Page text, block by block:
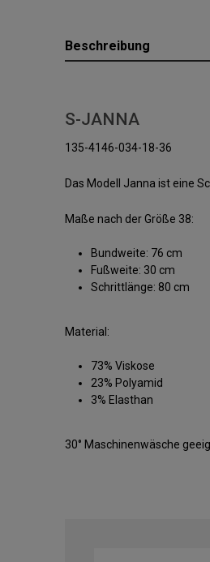
Beschreibung
S-JANNA
135-4146-034-18-36
Das Modell Janna ist eine
Maße nach der Größe 38:
Bundweite: 76 cm
Fußweite: 30 cm
Schrittlänge: 80 cm
Material:
73% Viskose
23% Polyamid
3% Elasthan
30° Maschinenwäsche